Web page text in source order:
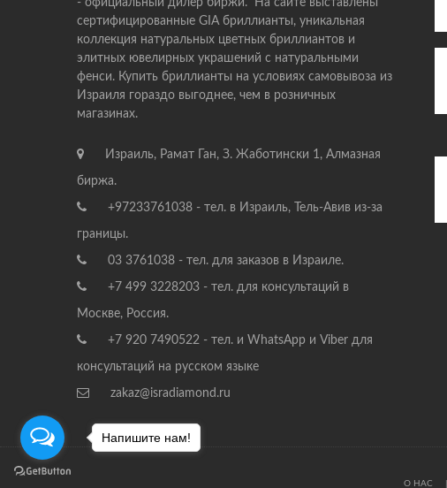
- официальный дилер биржи. На сайте выставлены
сертифицированные GIA бриллианты, уникальная
коллекция натуральных цветных бриллиантов и
элитных ювелирных украшений с натуральными
фенси. Купить бриллианты на условиях самовывоза из
Израиля гораздо выгоднее, чем в розничных
магазинах.
Израиль, Рамат Ган, З. Жаботински 1, Алмазная
биржа.
+97233761038 - тел. в Израиль, Тель-Авив из-за
границы.
03 3761038 - тел. для заказов в Израиле.
+7 499 3228203 - тел. для консультаций в
Москве, Россия.
+7 920 7490522 - тел. и WhatsApp и Viber для
консультаций на русском языке
zakaz@isradiamond.ru
О НАС
Напишите нам!